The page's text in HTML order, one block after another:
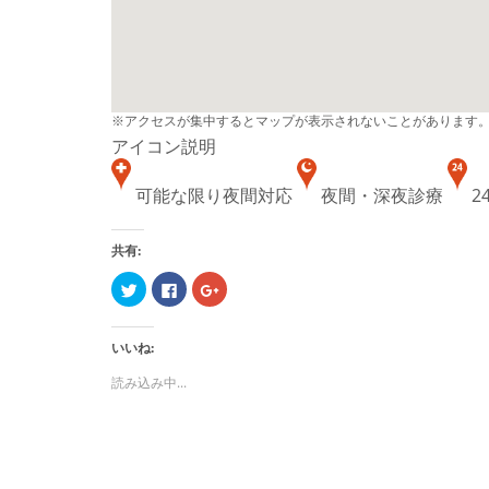
※アクセスが集中するとマップが表示されないことがあります。
アイコン説明
可能な限り夜間対応 夜間・深夜診療
共有:
ク
リ
ク
て
で
共
Facebook
で
ク
ク
リ
いいね:
読み込み中...